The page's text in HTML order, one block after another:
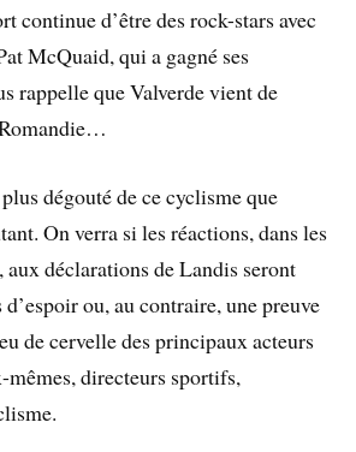
continue d’être des rock-stars avec
McQuaid, qui a gagné ses
rappelle que Valverde vient de
dégouté de ce cyclisme que
On verra si les réactions, dans les
aux déclarations de Landis seront
ou, au contraire, une preuve
de cervelle des principaux acteurs
mêmes, directeurs sportifs,